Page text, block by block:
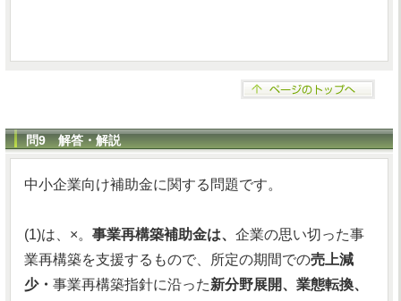
問9 解答・解説
中小企業向け補助金に関する問題です。
(1)は、×。 事業再構築補助金は、 企業の思い切った事
業再構築を支援するもので、所定の期間での売上減
少・ 事業再構築指針に沿った新分野展開、業態転換、